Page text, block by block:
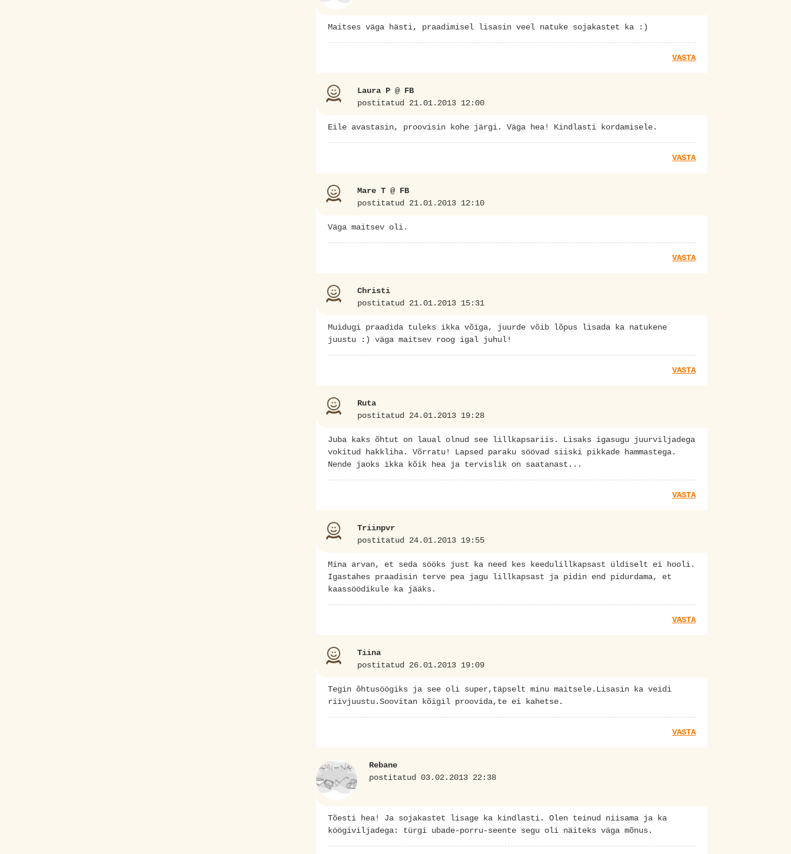
Maitses väga hästi, praadimisel lisasin veel natuke sojakastet ka :)
VASTA
Laura P @ FB
postitatud 21.01.2013 12:00
Eile avastasin, proovisin kohe järgi. Väga hea! Kindlasti kordamisele.
VASTA
Mare T @ FB
postitatud 21.01.2013 12:10
Väga maitsev oli.
VASTA
Christi
postitatud 21.01.2013 15:31
Muidugi praadida tuleks ikka võiga, juurde võib lõpus lisada ka natukene
juustu :) väga maitsev roog igal juhul!
VASTA
Ruta
postitatud 24.01.2013 19:28
Juba kaks õhtut on laual olnud see lillkapsariis. Lisaks igasugu juurviljadega
vokitud hakkliha. Võrratu! Lapsed paraku söövad siiski pikkade hammastega.
Nende jaoks ikka kõik hea ja tervislik on saatanast...
VASTA
Triinpvr
postitatud 24.01.2013 19:55
Mina arvan, et seda sööks just ka need kes keedulillkapsast üldiselt ei hooli.
Igastahes praadisin terve pea jagu lillkapsast ja pidin end pidurdama, et
kaassöödikule ka jääks.
VASTA
Tiina
postitatud 26.01.2013 19:09
Tegin õhtusöögiks ja see oli super,täpselt minu maitsele.Lisasin ka veidi
riivjuustu.Soovitan kõigil proovida,te ei kahetse.
VASTA
Rebane
postitatud 03.02.2013 22:38
Tõesti hea! Ja sojakastet lisage ka kindlasti. Olen teinud niisama ja ka
köögiviljadega: türgi ubade-porru-seente segu oli näiteks väga mõnus.